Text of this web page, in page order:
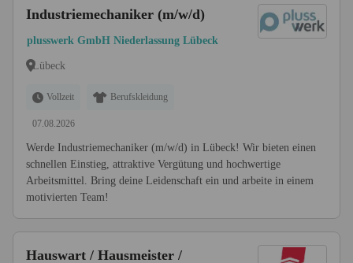
Industriemechaniker (m/w/d)
plusswerk GmbH Niederlassung Lübeck
Lübeck
Vollzeit Berufskleidung
07.08.2026
Werde Industriemechaniker (m/w/d) in Lübeck! Wir bieten einen
schnellen Einstieg, attraktive Vergütung und hochwertige
Arbeitsmittel. Bring deine Leidenschaft ein und arbeite in einem
motivierten Team!
Hauswart / Hausmeister /